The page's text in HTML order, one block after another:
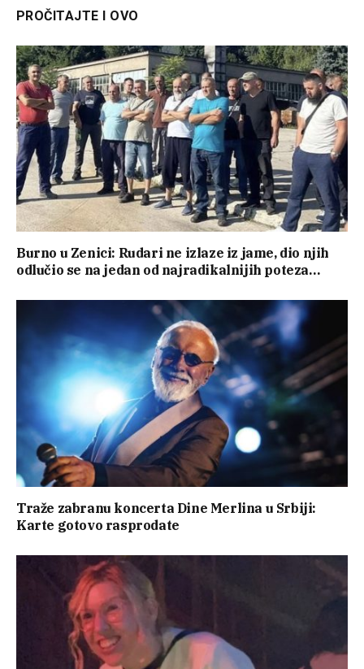
PROČITAJTE I OVO
Burno u Zenici: Rudari ne izlaze iz jame, dio njih
odlučio se na jedan od najradikalnijih poteza…
Traže zabranu koncerta Dine Merlina u Srbiji:
Karte gotovo rasprodate